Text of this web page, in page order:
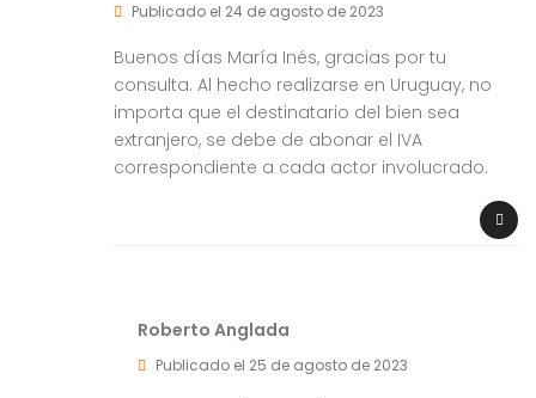
Publicado el 24 de agosto de 2023
Buenos días María Inés, gracias por tu
consulta. Al hecho realizarse en Uruguay, no
importa que el destinatario del bien sea
extranjero, se debe de abonar el IVA
correspondiente a cada actor involucrado.
Roberto Anglada
Publicado el 25 de agosto de 2023